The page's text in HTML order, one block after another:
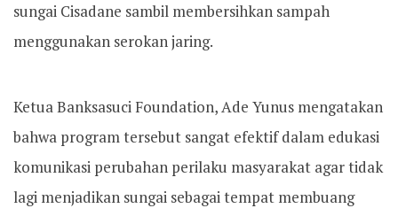
sungai Cisadane sambil membersihkan sampah
menggunakan serokan jaring.
Ketua Banksasuci Foundation, Ade Yunus mengatakan
bahwa program tersebut sangat efektif dalam edukasi
komunikasi perubahan perilaku masyarakat agar tidak
lagi menjadikan sungai sebagai tempat membuang